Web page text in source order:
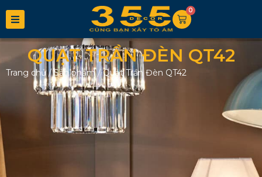
0
QUẠT TRẦN ĐÈN QT42
Trang chủ/Sản phẩm/Quạt Trần Đèn QT42